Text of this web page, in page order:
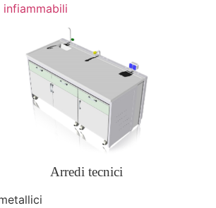
Arredi tecnici